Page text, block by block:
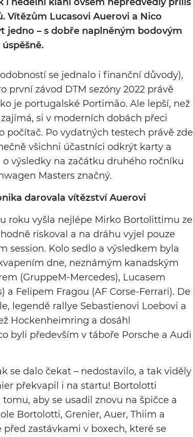
Vítězům Lucasovi Auerovi a Nico
jedno – s dobře naplněným bodovým
se jednalo i finanční důvody),
první závod DTM sezóny 2022 právě
je portugalské Portimão. Ale lepší, než
si v moderních dobách přeci
počítač. Po vydatných testech právě zde
všichni účastníci odkrýt karty a
výsledky na začátku druhého ročníku
Masters značný.
darovala vítězství Auerovi
roku vyšla nejlépe Mirko Bortolittimu ze
riskoval a na dráhu vyjel pouze
session. Kolo sedlo a výsledkem byla
dne, neznámým kanadským
(GruppeM-Mercedes), Lucasem
Felipem Fragou (AF Corse-Ferrari). De
legendě rallye Sebastienovi Loebovi a
Hockenheimring a dosáhl
byli především v táboře Porsche a Audi
se dalo čekat – nedostavilo, a tak viděly
překvapil i na startu! Bortolotti
aby se usadil znovu na špičce a
Bortolotti, Grenier, Auer, Thiim a
před zastávkami v boxech, které se